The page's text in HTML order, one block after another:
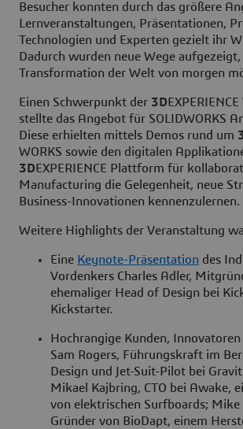
Besucher konnten durch das größere
Lernveranstaltungen, Präsentationen,
Technologien und Experten gezielt ihr
Dadurch wurden neue Wege
Transformation der Welt von morgen
Einen Schwerpunkt der 3D
stellte das Angebot für SOLIDWORKS
Diese erhielten mittels Demos rund um
WORKS sowie den digitalen
3DEXPERIENCE Plattform für
Manufacturing die Gelegenheit, neue
Business-Innovationen kennenzulernen.
Weitere Highlights der Veranstaltung
Eine Keynote-Präsentation des
Vordenkers Charles Adler,
ehemaliger Head of Design bei
Kickstarter.
Hochrangige Kunden,
Sam Rogers, Führungskraft im
Design und Jet-Suit-Pilot bei
Mikael Kajbring, CTO bei Awake,
von elektrischen Surfboards; Mike
Gründer von BioDapt, einem